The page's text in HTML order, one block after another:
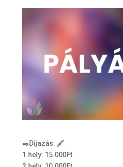
✒️Díjazás: 🖋
1.hely: 15.000Ft